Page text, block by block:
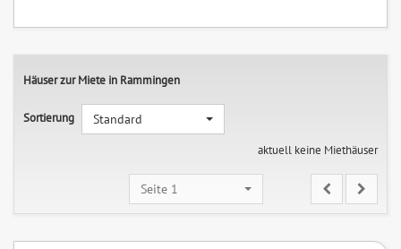
Häuser zur Miete in Rammingen
Sortierung
Standard
aktuell keine Miethäuser
Seite 1